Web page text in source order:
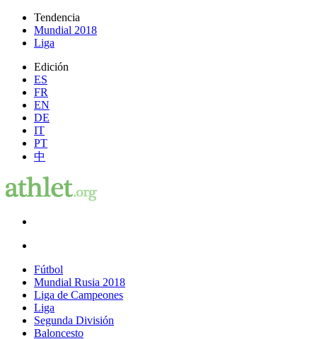
Tendencia
Mundial 2018
Liga
Edición
ES
FR
EN
DE
IT
PT
中
Fútbol
Mundial Rusia 2018
Liga de Campeones
Liga
Segunda División
Baloncesto